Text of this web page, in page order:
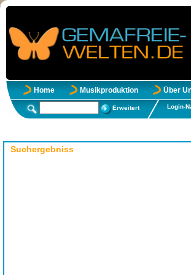
Home Musikproduktion Über
Erweitert Login-
Suchergebniss